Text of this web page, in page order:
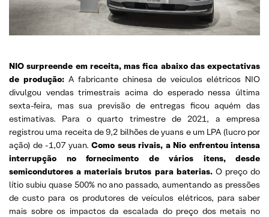
NIO surpreende em receita, mas fica abaixo das expectativas
de produção: A fabricante chinesa de veículos elétricos NIO
divulgou vendas trimestrais acima do esperado nessa última
sexta-feira, mas sua previsão de entregas ficou aquém das
estimativas. Para o quarto trimestre de 2021, a empresa
registrou uma receita de 9,2 bilhões de yuans e um LPA (lucro por
ação) de -1,07 yuan. Como seus rivais, a Nio enfrentou intensa
interrupção no fornecimento de vários itens, desde
semicondutores a materiais brutos para baterias.O preço do
lítio subiu quase 500% no ano passado, aumentando as pressões
de custo para os produtores de veículos elétricos, para saber
mais sobre os impactos da escalada do preço dos metais no